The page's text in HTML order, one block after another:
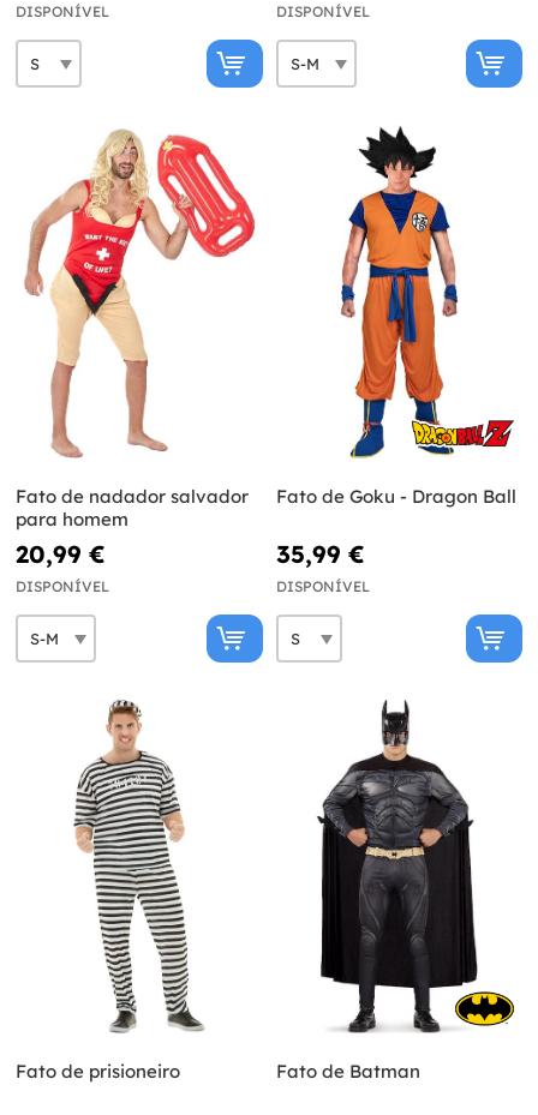
DISPONÍVEL DISPONÍVEL
Fato de nadador salvador
para homem
20,99 €
DISPONÍVEL
Fato de Goku - Dragon Ball
35,99 €
DISPONÍVEL
Fato de prisioneiro Fato de Batman